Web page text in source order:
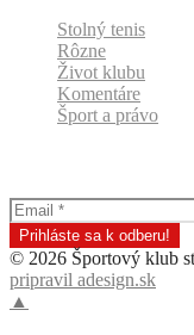
Stolný tenis
Rôzne
Život klubu
Komentáre
Šport a právo
© 2026 Športový klub
pripravil adesign.sk
▲